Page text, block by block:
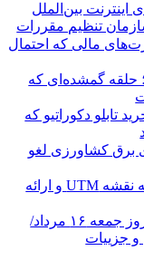
۲.۷ برای اینترنت بین‌الملل
تنظیم مقررات
مالی که احتمال
حلقه گمشده‌ای که
تابلو دکوراتیو که
برق کشاورزی لغو
جزئیات ثبت ادعا، تهیه نقشه UTM و ارائه
قیمت طلا و سکه امروز جمعه ۱۶ مرداد/
جزییات